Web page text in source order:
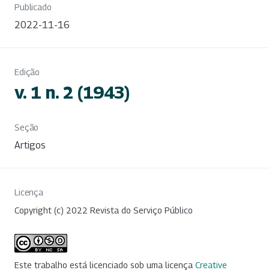
Publicado
2022-11-16
Edição
v. 1 n. 2 (1943)
Seção
Artigos
Licença
Copyright (c) 2022 Revista do Serviço Público
Este trabalho está licenciado sob uma licença Creative